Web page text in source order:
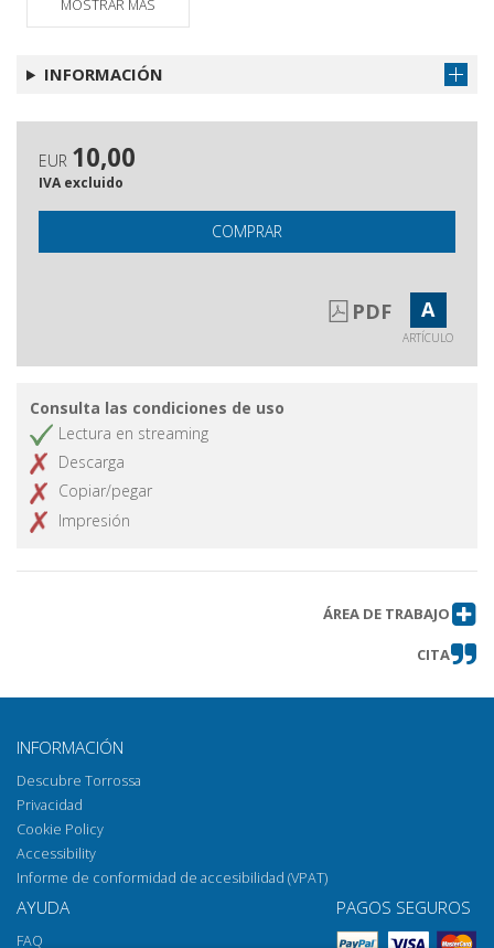
MOSTRAR MÁS
INFORMACIÓN
EUR 10,00
IVA excluido
COMPRAR
PDF A
ARTÍCULO
Consulta las condiciones de uso
Lectura en streaming
Descarga
Copiar/pegar
Impresión
ÁREA DE TRABAJO
CITA
INFORMACIÓN
Descubre Torrossa
Privacidad
Cookie Policy
Accessibility
Informe de conformidad de accesibilidad (VPAT)
AYUDA
FAQ
PAGOS SEGUROS